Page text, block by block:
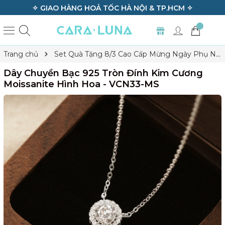
ĐỜI TẤT CẢ SẢN PHẨM ✧ ✧ GIAO HÀNG
Trang chủ
Set Quà Tặng 8/3 Cao Cấp Mừng Ngày Phụ Nữ
Moissanite Hình Hoa - VCN33-MS
Dây Chuyền Bạc 925 Tròn Đính Kim Cương
Moissanite Hình Hoa - VCN33-MS